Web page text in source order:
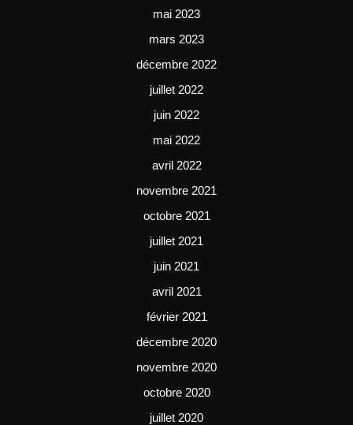
mai 2023
mars 2023
décembre 2022
juillet 2022
juin 2022
mai 2022
avril 2022
novembre 2021
octobre 2021
juillet 2021
juin 2021
avril 2021
février 2021
décembre 2020
novembre 2020
octobre 2020
juillet 2020